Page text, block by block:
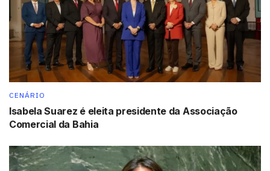
• Fomentar habilidades digitais e inovação entre as
juventudes.
• Promover padrões globais e colaboração multissetorial.
Essas prioridades estão alinhadas com o Pacto para o
Futuro, adotado na Cúpula do Futuro de 2024, e
contribuem para a implementação do Pacto Digital
Global e da Declaração para as Gerações Futuras, além
Desenvolvimento Social de 2025 (WSSD2), que terá foco
na erradicação da pobreza, promoção de empregos
CENÁRIO
Isabela Suarez é eleita presidente da Associação
Comercial da Bahia